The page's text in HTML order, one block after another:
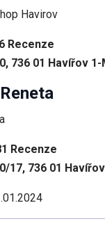
Recenze
736 01 Havířov
Recenze
17, 736 01